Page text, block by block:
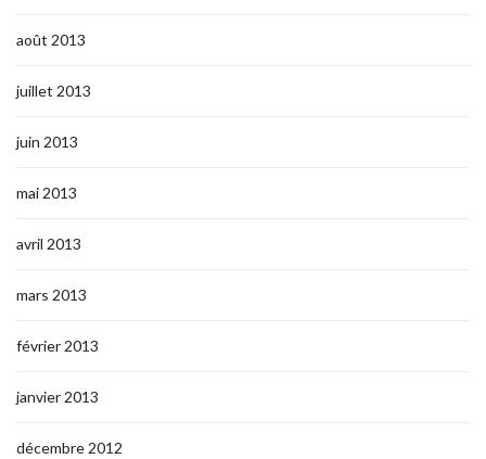
août 2013
juillet 2013
juin 2013
mai 2013
avril 2013
mars 2013
février 2013
janvier 2013
décembre 2012